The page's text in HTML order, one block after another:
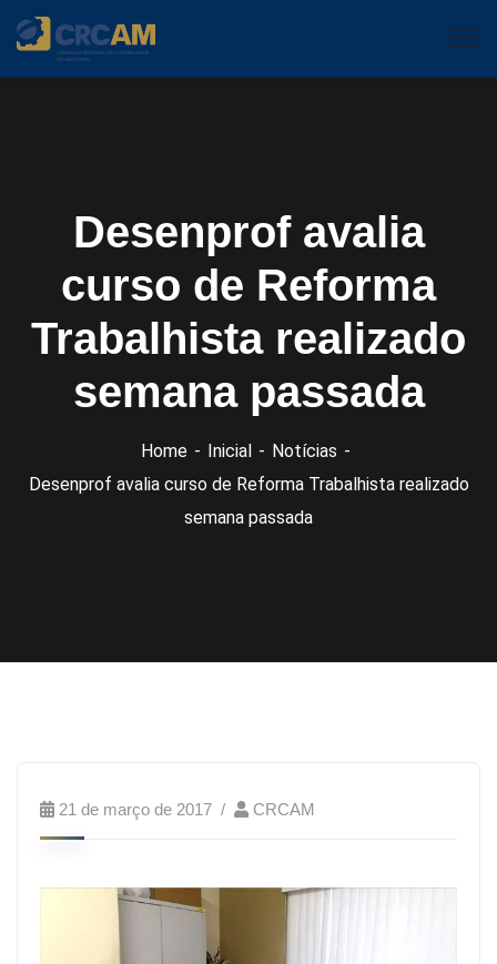
Desenprof avalia
curso de Reforma
Trabalhista realizado
semana passada
Home Inicial
Notícias
Desenprof avalia curso de Reforma Trabalhista realizado
semana passada
21 de março de 2017 CRCAM